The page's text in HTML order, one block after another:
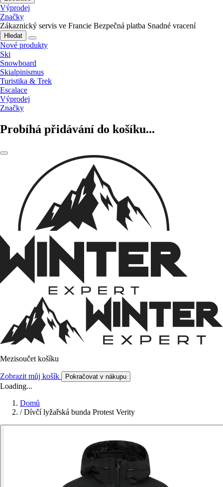
Výprodej
Značky
Zákaznický servis ve Francie Bezpečná platba Snadné vracení
Hledat
Nové produkty
Ski
Snowboard
Skialpinismus
Turistika & Trek
Escalace
Výprodej
Značky
Probíhá přidávání do košíku...
Mezisoučet košíku
Zobrazit můj košík Pokračovat v nákupu
Loading...
Domů
/ Dívčí lyžařská bunda Protest Verity